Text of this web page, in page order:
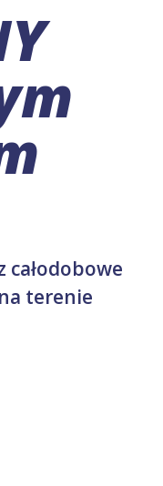
całodobowe
terenie